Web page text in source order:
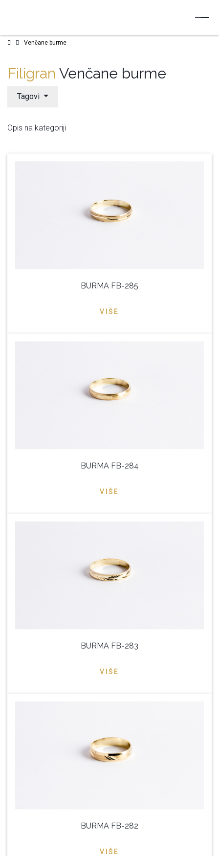
Venčane burme
Filigran Venčane burme
Tagovi
Opis na kategoriji
BURMA FB-285
VIŠE
BURMA FB-284
VIŠE
BURMA FB-283
VIŠE
BURMA FB-282
VIŠE